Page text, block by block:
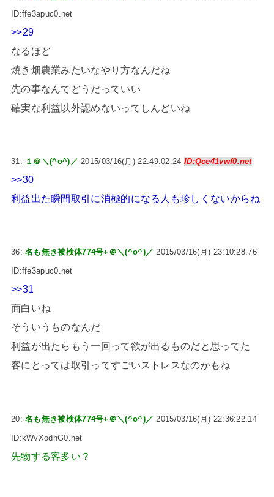
ID:ffe3apuc0.net
>>29
なるほど
焼き畑農業みたいなやり方なんだね
先の事なんてどうだっていい
確実な利益以外認めないってしんどいね
31: １＠＼(^o^)／ 2015/03/16(月) 22:49:02.24 ID:Qce41vwf0.net
>>30
利益出た瞬間取引に消極的になる人も珍しくないからね
36:名も無き被検体774号+＠＼(^o^)／ 2015/03/16(月) 23:10:28.76
ID:ffe3apuc0.net
>>31
面白いね
そういうものなんだ
利益が出たらもう一回って欲が出るものだと思ってた
客にとっては取引ってすごいストレスなのかもね
20:名も無き被検体774号+＠＼(^o^)／ 2015/03/16(月) 22:36:22.14
ID:kWvXodnG0.net
先物する客多い？